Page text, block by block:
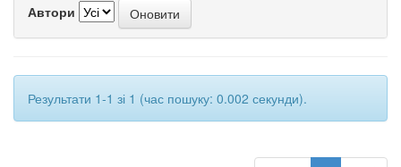
Автори
Результати 1-1 зі 1 (час пошуку: 0.002 секунди).